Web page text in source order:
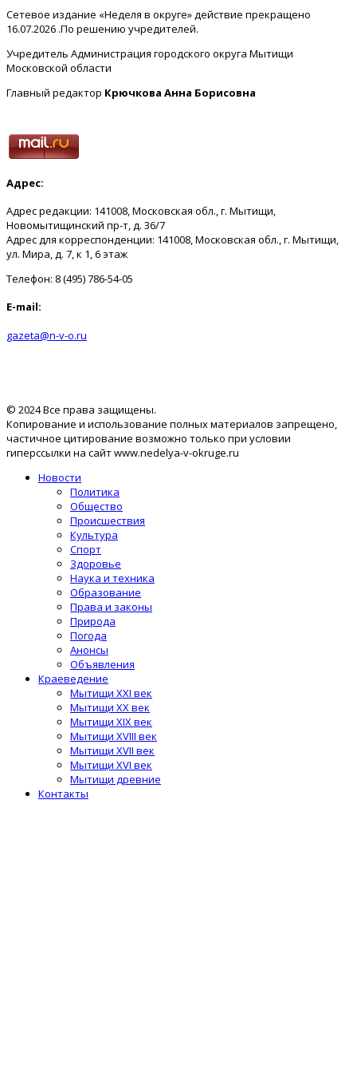
Сетевое издание «Неделя в округе» действие прекращено
16.07.2026 .По решению учредителей.
Учредитель Администрация городского округа Мытищи
Московской области
Главный редактор Крючкова Анна Борисовна
Адрес:
Адрес редакции: 141008, Московская обл., г. Мытищи,
Новомытищинский пр-т, д. 36/7
Адрес для корреспонденции: 141008, Московская обл., г. Мытищи,
ул. Мира, д. 7, к 1, 6 этаж
Телефон: 8 (495) 786-54-05
E-mail:
gazeta@n-v-o.ru
© 2024 Все права защищены.
Копирование и использование полных материалов запрещено,
частичное цитирование возможно только при условии
гиперссылки на сайт www.nedelya-v-okruge.ru
Новости
Политика
Общество
Происшествия
Культура
Спорт
Здоровье
Наука и техника
Образование
Права и законы
Природа
Погода
Анонсы
Объявления
Краеведение
Мытищи XXI век
Мытищи XX век
Мытищи XIX век
Мытищи XVIII век
Мытищи XVII век
Мытищи XVI век
Мытищи древние
Контакты